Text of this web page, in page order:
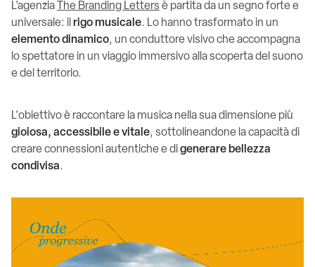
L'agenzia The Branding Letters è partita da un segno forte e
universale: il rigo musicale. Lo hanno trasformato in un
elemento dinamico, un conduttore visivo che accompagna
lo spettatore in un viaggio immersivo alla scoperta del suono
e del territorio.
L'obiettivo è raccontare la musica nella sua dimensione più
gioiosa, accessibile e vitale, sottolineandone la capacità di
creare connessioni autentiche e digenerare bellezza
condivisa.